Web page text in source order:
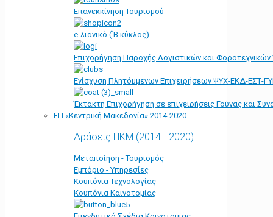
Επανεκκίνηση Τουρισμού
e-λιανικό (΄Β κύκλος)
Επιχορήγηση Παροχής Λογιστικών και
Ενίσχυση Πλητόμμενων Επιχειρήσεων ΨΥΧ-ΕΚΔ-ΕΣΤ-
Έκτακτη Επιχορήγηση σε επιχειρήσεις Γούνας και
ΕΠ «Kεντρική Μακεδονία» 2014-2020
Δράσεις ΠΚΜ (2014 - 2020)
Μεταποίηση - Τουρισμός
Εμπόριο - Υπηρεσίες
Κουπόνια Τεχνολογίας
Κουπόνια Καινοτομίας